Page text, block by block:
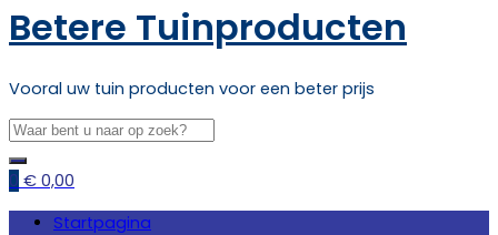
Betere Tuinproducten
Vooral uw tuin producten voor een beter prijs
0 € 0,00
Startpagina